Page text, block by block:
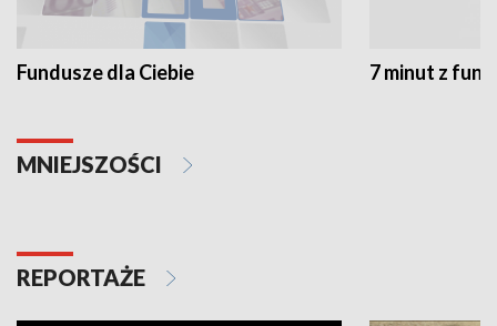
Fundusze dla Ciebie 7 minut z
MNIEJSZOŚCI
REPORTAŻE